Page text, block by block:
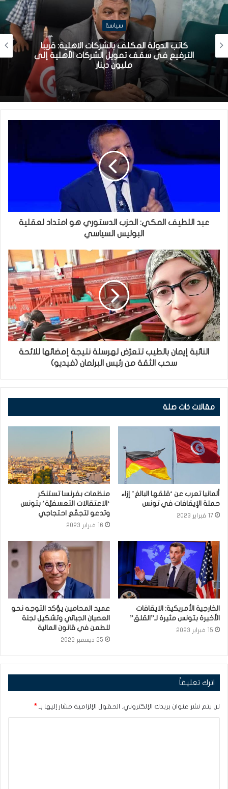
سياسة
كاتب الدولة المكلف بالشركات الاهلية: قريبا
الترفيع في سقف تمويل الشركات الأهلية إلى
مليون دينار
عبد اللطيف المكي: الحزب الدستوري هو امتداد لعقلية
البوليس السياسي
النائبة إيمان بالطيب تتعرّض لهرسلة نتيجة إمضائها للائحة
سحب الثقة من رئيس البرلمان (فيديو)
مقالات ذات صلة
ألمانيا تعرب عن ‘قلقها البالغ’ إزاء
حملة الإيقافات في تونس
17 فبراير 2023
منظمات بفرنسا تستنكر
‘الاعتقالات التعسفيّة’ بتونس
وتدعو لتجمّع احتجاجي
16 فبراير 2023
الخارجية الأمريكية: الايقافات
الأخيرة بتونس مثيرة لـ”القلق”
15 فبراير 2023
عميد المحامين يؤكد التوجه نحو
العصيان الجبائي وتشكيل لجنة
للطعن في قانون المالية
25 ديسمبر 2022
اترك تعليقاً
لن يتم نشر عنوان بريدك الإلكتروني. الحقول الإلزامية مشار إليها بـ *